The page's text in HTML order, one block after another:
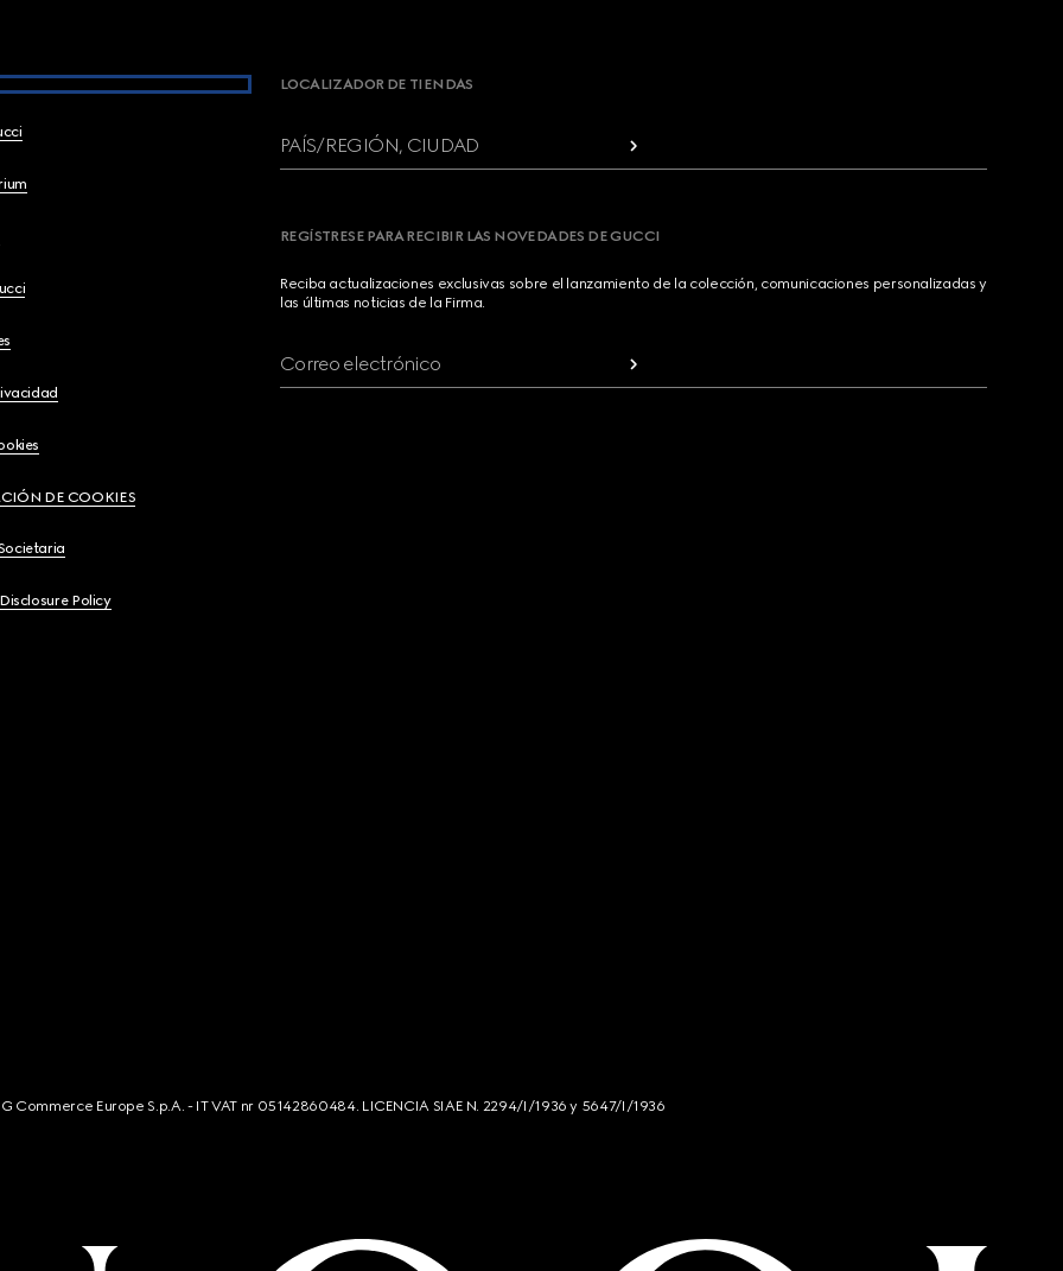
DE COOKIES
Policy
LOCALIZADOR DE TIENDAS
PAÍS/REGIÓN, CIUDAD
REGÍSTRESE PARA RECIBIR LAS NOVEDADES DE GUCCI
Reciba actualizaciones exclusivas sobre el lanzamiento de la colección, comunicaciones personalizadas y
las últimas noticias de la Firma.
Correo electrónico
Commerce Europe S.p.A. - IT VAT nr 05142860484. LICENCIA SIAE N. 2294/I/1936 y 5647/I/1936